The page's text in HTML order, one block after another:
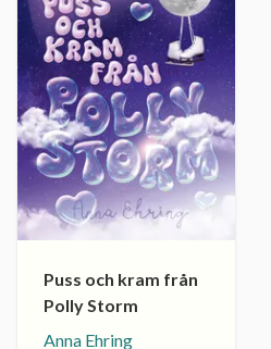
Puss och kram från
Polly Storm
Anna Ehring